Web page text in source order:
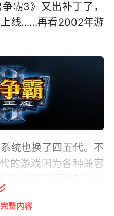
霸3》又出补丁了，
上线……再看2002年游
统也换了四五代。不
的游戏因为各种兼容
暴雪本家的《星际争
都是如此，同时其续
整内容